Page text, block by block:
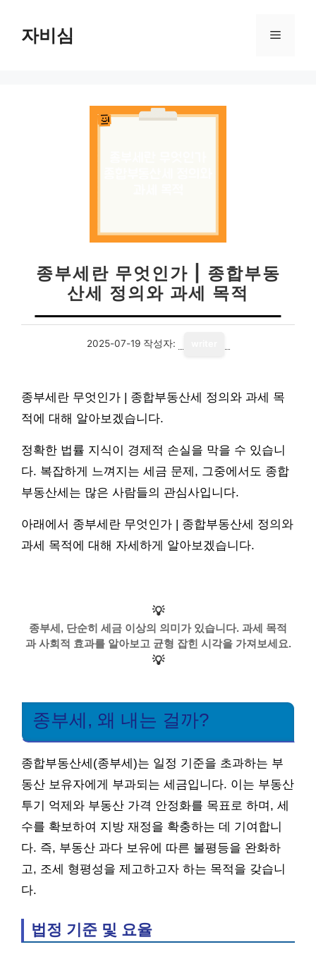
자비심 메
종부세란 무엇인가 | 종합부동
산세 정의와 과세 목적
2025-07-19 작성자:
종부세란 무엇인가 | 종합부동산세 정의와 과세 목
적에 대해 알아보겠습니다.
정확한 법률 지식이 경제적 손실을 막을 수 있습니
다. 복잡하게 느껴지는 세금 문제, 그중에서도 종합
부동산세는 많은 사람들의 관심사입니다.
아래에서 종부세란 무엇인가 | 종합부동산세 정의와
과세 목적에 대해 자세하게 알아보겠습니다.
💡
종부세, 단순히 세금 이상의 의미가 있습니다. 과세 목적
과 사회적 효과를 알아보고 균형 잡힌 시각을 가져보세요.
💡
종부세, 왜 내는 걸까?
종합부동산세(종부세)는 일정 기준을 초과하는 부
동산 보유자에게 부과되는 세금입니다. 이는 부동산
투기 억제와 부동산 가격 안정화를 목표로 하며, 세
수를 확보하여 지방 재정을 확충하는 데 기여합니
다. 즉, 부동산 과다 보유에 따른 불평등을 완화하
고, 조세 형평성을 제고하고자 하는 목적을 갖습니
다.
법정 기준 및 요율